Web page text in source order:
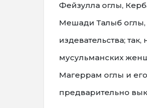
Фейзулла оглы,
Мешади Талыб оглы,
издевательства;
мусульманских
Магеррам оглы и
предварительно